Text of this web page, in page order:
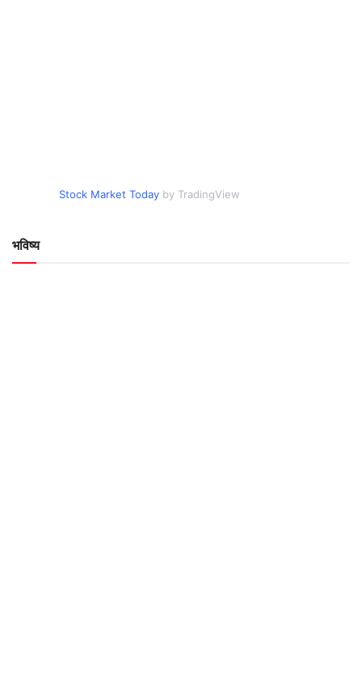
Stock Market Today by TradingView
भविष्य